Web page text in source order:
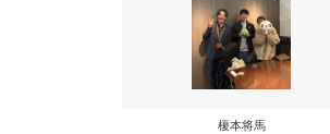
榎本将馬